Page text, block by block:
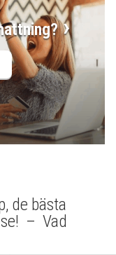
de bästa
– Vad